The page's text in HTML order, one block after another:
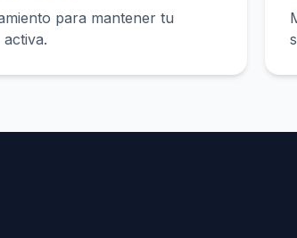
para mantener tu